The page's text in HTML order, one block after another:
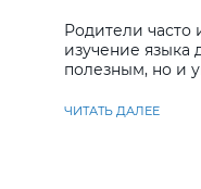
Родители часто
изучение языка
полезным, но и
ЧИТАТЬ ДАЛЕЕ